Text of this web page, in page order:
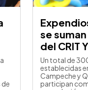
se
del CRIT
Un total de
establecidas
Campeche y
participan